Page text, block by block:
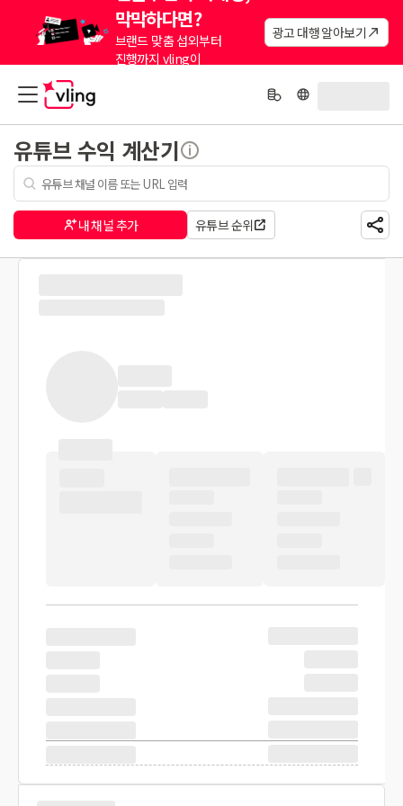
막막하다면?
브랜드 맞춤 섭외부터
진행까지 vling이
광고 대행 알아보기
유튜브 수익 계산기
내 채널 추가 유튜브 순위